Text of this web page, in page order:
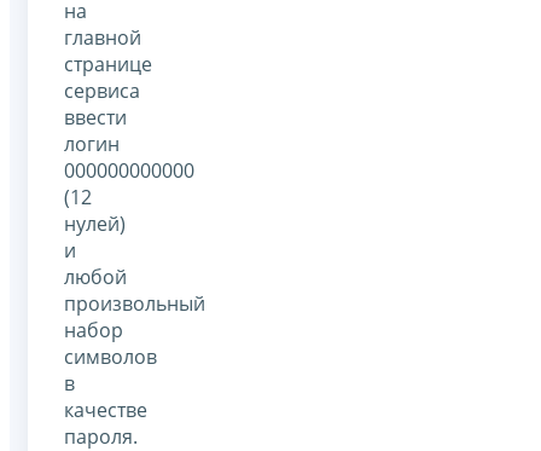
на
главной
странице
сервиса
ввести
логин
000000000000
(12
нулей)
и
любой
произвольный
набор
символов
в
качестве
пароля.